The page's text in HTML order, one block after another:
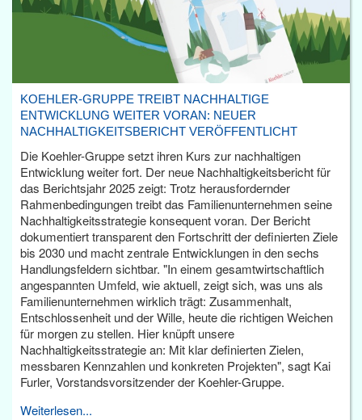
KOEHLER-GRUPPE TREIBT NACHHALTIGE
ENTWICKLUNG WEITER VORAN: NEUER
NACHHALTIGKEITSBERICHT VERÖFFENTLICHT
Die Koehler-Gruppe setzt ihren Kurs zur nachhaltigen
Entwicklung weiter fort. Der neue Nachhaltigkeitsbericht für
das Berichtsjahr 2025 zeigt: Trotz herausfordernder
Rahmenbedingungen treibt das Familienunternehmen seine
Nachhaltigkeitsstrategie konsequent voran. Der Bericht
dokumentiert transparent den Fortschritt der definierten Ziele
bis 2030 und macht zentrale Entwicklungen in den sechs
Handlungsfeldern sichtbar. "In einem gesamtwirtschaftlich
angespannten Umfeld, wie aktuell, zeigt sich, was uns als
Familienunternehmen wirklich trägt: Zusammenhalt,
Entschlossenheit und der Wille, heute die richtigen Weichen
für morgen zu stellen. Hier knüpft unsere
Nachhaltigkeitsstrategie an: Mit klar definierten Zielen,
messbaren Kennzahlen und konkreten Projekten", sagt Kai
Furler, Vorstandsvorsitzender der Koehler-Gruppe.
Weiterlesen...